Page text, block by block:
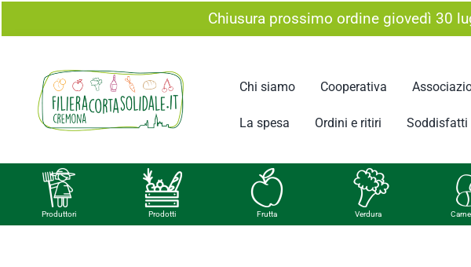
al
contenuto
Chiusura prossimo ordine giovedì 30
Chi siamo Cooperativa
La spesa Ordini e ritiri Soddisfatti
Produttori Prodotti Frutta Verdura